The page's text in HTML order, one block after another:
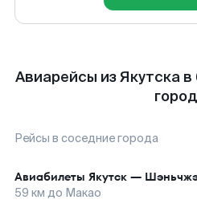
Авиарейсы из Якутска
Рейсы в соседние города
Авиабилеты Якутск —
59 км до Макао